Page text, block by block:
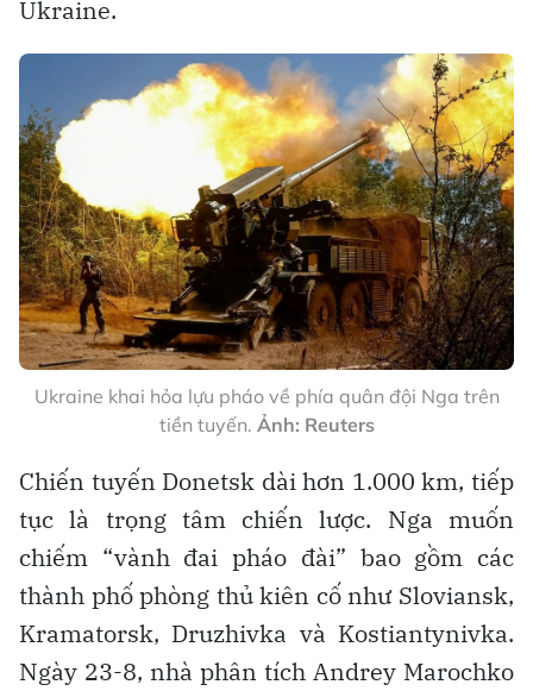
Ukraine.
Ukraine khai hỏa lựu pháo về phía quân đội Nga trên
tiền tuyến. Ảnh: Reuters
Chiến tuyến Donetsk dài hơn 1.000 km, tiếp
tục là trọng tâm chiến lược. Nga muốn
chiếm “vành đai pháo đài” bao gồm các
thành phố phòng thủ kiên cố như Sloviansk,
Kramatorsk, Druzhivka và Kostiantynivka.
Ngày 23-8, nhà phân tích Andrey Marochko